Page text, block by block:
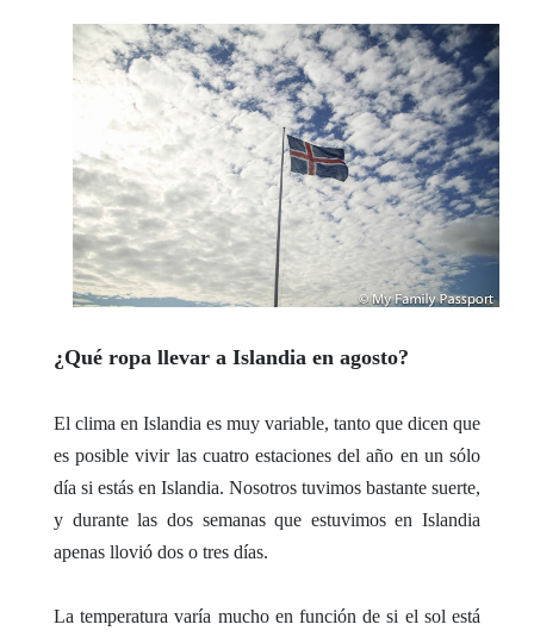
¿Qué ropa llevar a Islandia en agosto?
El clima en Islandia es muy variable, tanto que dicen que
es posible vivir las cuatro estaciones del año en un sólo
día si estás en Islandia. Nosotros tuvimos bastante suerte,
y durante las dos semanas que estuvimos en Islandia
apenas llovió dos o tres días.
La temperatura varía mucho en función de si el sol está